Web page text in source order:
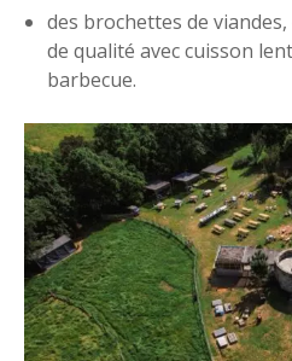
des brochettes de
de qualité avec cuisson
barbecue.